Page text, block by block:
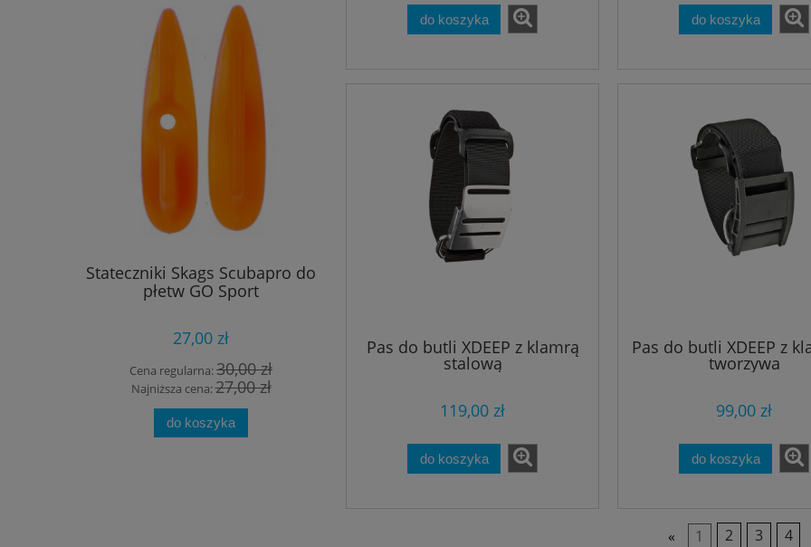
Stateczniki Skags Scubapro do
płetw GO Sport
27,00 zł
Cena regularna:30,00 zł
Najniższa cena:27,00 zł
do koszyka
125,80 zł
Cena regularna:148,00 zł
do koszyka
465,80 zł
Cena regularna:548,00 zł
do koszyka
do koszyka do koszyka
Pas do butli XDEEP z klamrą
stalową
119,00 zł
do koszyka
Pas do butli XDEEP z
tworzywa
99,00 zł
do koszyka
« 1 2 3 4